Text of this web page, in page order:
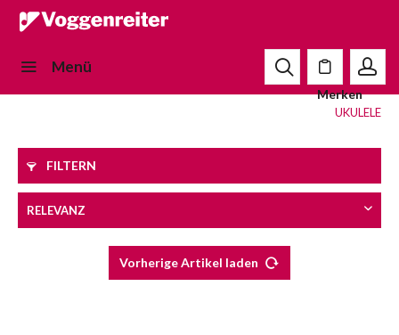
Menü
Merken
UKULELE
FILTERN
Vorherige Artikel laden